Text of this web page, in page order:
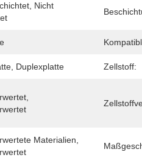
Nicht
Duplexplatte Zellstoff:
Materialien,